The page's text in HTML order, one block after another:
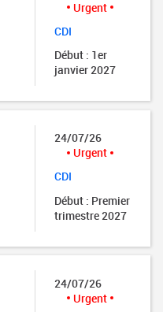
Urgent
CDI
Début : 1er
janvier 2027
24/07/26
Urgent
CDI
Début : Premier
trimestre 2027
24/07/26
Urgent